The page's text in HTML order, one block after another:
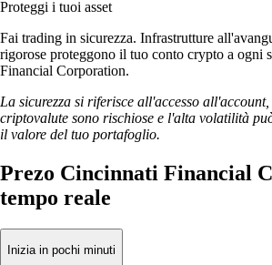
Proteggi i tuoi asset
Fai trading in sicurezza. Infrastrutture
rigorose proteggono il tuo conto crypto a ogni
Financial Corporation.
La sicurezza si riferisce all'accesso
criptovalute sono rischiose e l'alta volatilità
il valore del tuo portafoglio.
Prezo Cincinnati Financial
tempo reale
Inizia in pochi minuti